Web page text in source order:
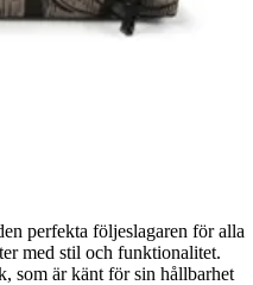
perfekta följeslagaren för alla
med stil och funktionalitet.
som är känt för sin hållbarhet